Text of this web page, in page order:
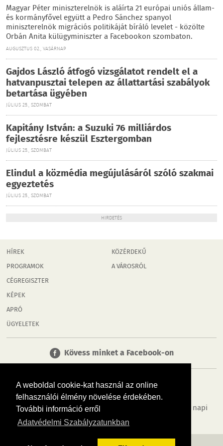
A weboldal cookie-kat használ az online
felhasználói élmény növelése érdekében.
További információ erről
Adatvédelmi Szabályzatunkban
Magyar Péter miniszterelnök is aláírta 21 európai uniós állam-
és kormányfővel együtt a Pedro Sánchez spanyol
miniszterelnök migrációs politikáját bíráló levelet - közölte
Orbán Anita külügyminiszter a Facebookon szombaton.
AUGUSZTUS 02., VASÁRNAP
Gajdos László átfogó vizsgálatot rendelt el a
hatvanpusztai telepen az állattartási szabályok
betartása ügyében
JÚLIUS 25., SZOMBAT
Kapitány István: a Suzuki 76 milliárdos
fejlesztésre készül Esztergomban
JÚLIUS 25., SZOMBAT
Elindul a közmédia megújulásáról szóló szakmai
egyeztetés
JÚLIUS 25., SZOMBAT
HIRDETÉS
HÍREK
PROGRAMOK
CÉGREGISZTER
KÉPEK
APRÓ
ÜGYELETEK
KÖZÉRDEKŰ
A VÁROSRÓL
Kövess minket a Facebook-on
Tudj meg többet városodról! Hírek, programok, képek, napi
menü, cégek…. és minden, ami Győr